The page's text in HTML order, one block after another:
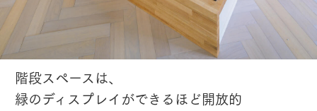
階段スペースは、
緑のディスプレイができるほど開放的